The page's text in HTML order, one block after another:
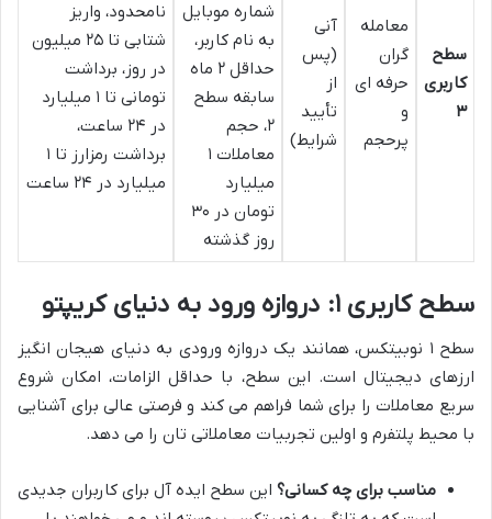
سطح
کاربری
۳
معامله
گران
حرفه ای
و
پرحجم
آنی
(پس
از
تأیید
شرایط)
شماره موبایل
به نام کاربر،
حداقل ۲ ماه
سابقه سطح
۲، حجم
معاملات ۱
میلیارد
تومان در ۳۰
روز گذشته
نامحدود، واریز
شتابی تا ۲۵ میلیون
در روز، برداشت
تومانی تا ۱ میلیارد
در ۲۴ ساعت،
برداشت رمزارز تا ۱
میلیارد در ۲۴ ساعت
سطح کاربری ۱: دروازه ورود به دنیای کریپتو
سطح ۱ نوبیتکس، همانند یک دروازه ورودی به دنیای هیجان انگیز
ارزهای دیجیتال است. این سطح، با حداقل الزامات، امکان شروع
سریع معاملات را برای شما فراهم می کند و فرصتی عالی برای آشنایی
با محیط پلتفرم و اولین تجربیات معاملاتی تان را می دهد.
مناسب برای چه کسانی؟ این سطح ایده آل برای کاربران جدیدی